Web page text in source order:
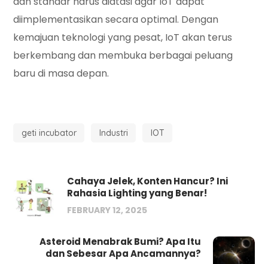
diimplementasikan secara optimal. Dengan
kemajuan teknologi yang pesat, IoT akan terus
berkembang dan membuka berbagai peluang
baru di masa depan.
geti incubator Industri IOT
Cahaya Jelek, Konten Hancur? Ini
Rahasia Lighting yang Benar!
FEBRUARY 12, 2025
Asteroid Menabrak Bumi? Apa Itu
dan Sebesar Apa Ancamannya?